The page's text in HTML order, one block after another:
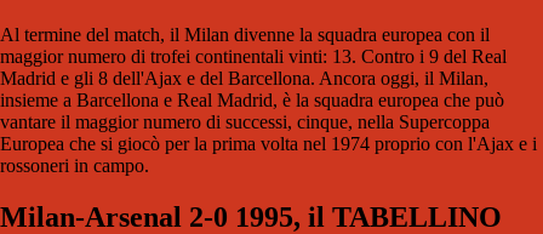
Al termine del match, il Milan divenne la squadra europea con il
maggior numero di trofei continentali vinti: 13. Contro i 9 del Real
Madrid e gli 8 dell'Ajax e del Barcellona. Ancora oggi, il Milan,
insieme a Barcellona e Real Madrid, è la squadra europea che può
vantare il maggior numero di successi, cinque, nella Supercoppa
Europea che si giocò per la prima volta nel 1974 proprio con l'Ajax e i
rossoneri in campo.
Milan-Arsenal 2-0 1995, il TABELLINO